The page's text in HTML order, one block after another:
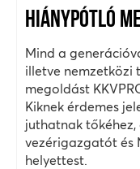
HIÁNYPÓTLÓ
Mind a
illetve nemzetközi
megoldást
Kiknek érdemes
juthatnak
vezérigazgatót és
helyettest.